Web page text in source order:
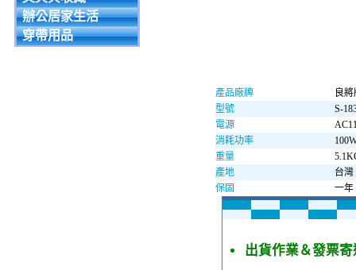
辦公居家生活
穿帶用品
產品廠牌
良將
型號
S-
電源
消耗功率
重量
產地
台灣
保固
一年
出貨作業＆發票寄